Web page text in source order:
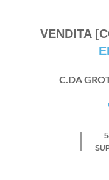
VENDITA
C.DA